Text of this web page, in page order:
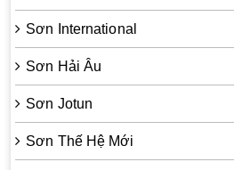
Sơn International
Sơn Hải Âu
Sơn Jotun
Sơn Thế Hệ Mới